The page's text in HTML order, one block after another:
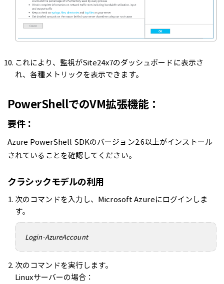
これにより、監視がSite24x7のダッシュボードに表示さ
れ、各種メトリックを表示できます。
PowerShellでのVM拡張機能：
要件：
Azure PowerShell SDKのバージョン2.6以上がインストール
されていることを確認してください。
クラシックモデルの利用
次のコマンドを入力し、Microsoft Azureにログインしま
す。
Login-AzureAccount
次のコマンドを実行します。
Linuxサーバーの場合：